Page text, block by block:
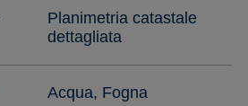
Planimetria catastale
dettagliata
Acqua, Fogna